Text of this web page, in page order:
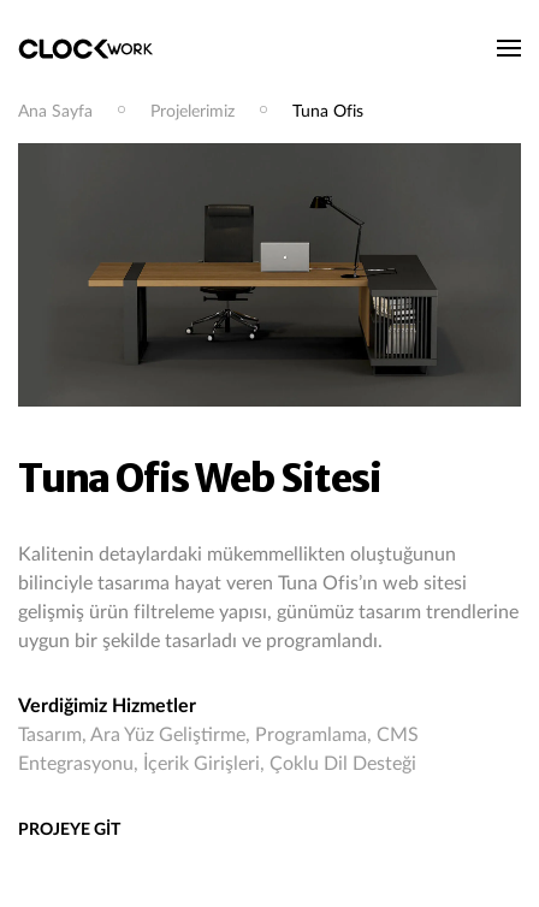
Ana Sayfa Projelerimiz Tuna Ofis
Tuna Ofis Web Sitesi
Kalitenin detaylardaki mükemmellikten oluştuğunun
bilinciyle tasarıma hayat veren Tuna Ofis’ın web sitesi
gelişmiş ürün filtreleme yapısı, günümüz tasarım trendlerine
uygun bir şekilde tasarladı ve programlandı.
Verdiğimiz Hizmetler
Tasarım, Ara Yüz Geliştirme, Programlama, CMS
Entegrasyonu, İçerik Girişleri, Çoklu Dil Desteği
PROJEYE GİT